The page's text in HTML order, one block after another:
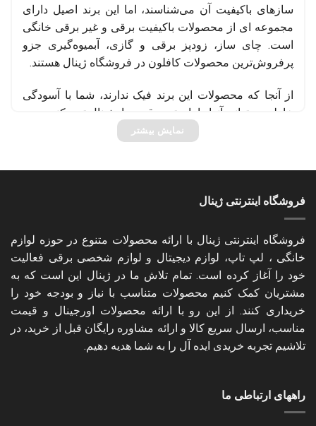
ساز‌های باکیفیت آن می‌شناسند، اما این برند اصیل دارای
مجموعه ای از محصولات باکیفیت برقی و غیر برقی خانگی
است. چای ساز، زودپز برقی و گازی، آبمیوه‌گیری جزو
پرفروش‌ترین محصولات کافلون در فروشگاه ژینال هستند.
از آنجا که محصولات این برند فیک ندارند، شما با آسودگی
خاطر می‌توانید آنها را با بهترین قیمت از ژینال تهیه کنید.
نمایش بیشتر
فروشگاه اینترنتی ژینال
فروشگاه اینترنتی ژینال با ارائه محصولات متنوع در حوزه لوازم
خانگی ، لپ تاپ، لوازم دیجیتال و لوازم شخصی برقی فعالیت
خود را آغاز کرده است. تمام تلاش ما در ژینال این است که به
مشتریان کمک کنیم محصولات متناسب با نیاز و بودجه خود را
خریداری کنند. از این رو با ارائه محصولات اورجینال و قیمت
مناسب، ارسال سریع کالا و ارائه مشاوره رایگان قبل از خرید، در
تلاشیم تجربه خریدی ایده آل را به شما هدیه دهیم.
راههای ارتباطی ما